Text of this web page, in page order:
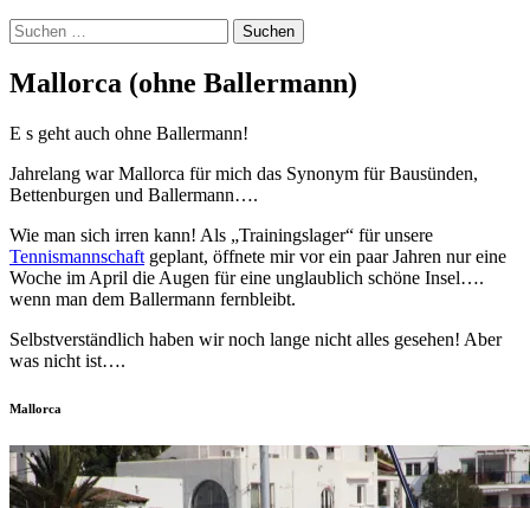
Suchen
nach:
Mallorca (ohne Ballermann)
E s geht auch ohne Ballermann!
Jahrelang war Mallorca für mich das Synonym für Bausünden,
Bettenburgen und Ballermann….
Wie man sich irren kann! Als „Trainingslager“ für unsere
Tennismannschaft geplant, öffnete mir vor ein paar Jahren nur eine
Woche im April die Augen für eine unglaublich schöne Insel….
wenn man dem Ballermann fernbleibt.
Selbstverständlich haben wir noch lange nicht alles gesehen! Aber
was nicht ist….
Mallorca